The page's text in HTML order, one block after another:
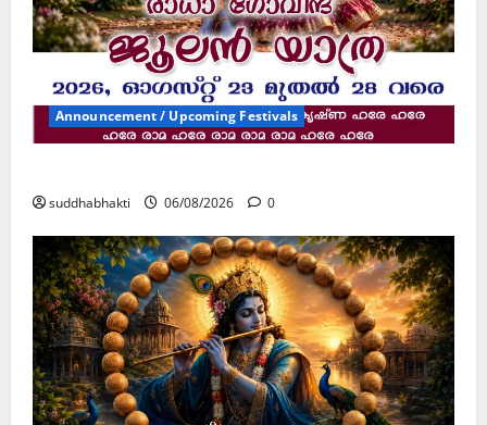
Announcement / Upcoming Festivals
suddhabhakti 06/08/2026 0